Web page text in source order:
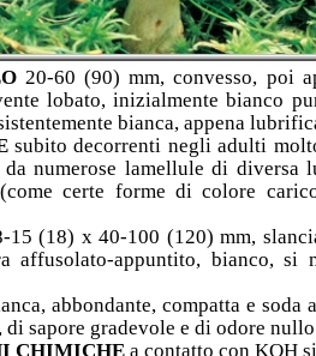
20-60 (90) mm, convesso, poi
lobato, inizialmente bianco
bianca, appena
subito decorrenti negli adulti
da numerose lamellule di
certe forme di colore
15 (18) x 40-100 (120) mm,
affusolato-appuntito, bianco, si
abbondante, compatta e
di sapore gradevole e di odore
CHIMICHE a contatto con KOH